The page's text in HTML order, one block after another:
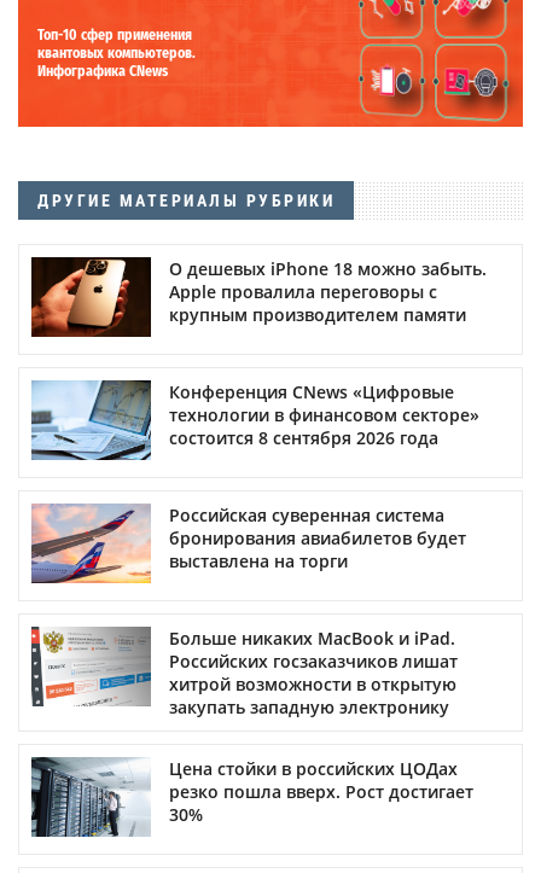
Топ-10 сфер применения
квантовых компьютеров.
Инфографика CNews
ДРУГИЕ МАТЕРИАЛЫ РУБРИКИ
О дешевых iPhone 18 можно забыть.
Apple провалила переговоры с
крупным производителем памяти
Конференция CNews «Цифровые
технологии в финансовом секторе»
состоится 8 сентября 2026 года
Российская суверенная система
бронирования авиабилетов будет
выставлена на торги
Больше никаких MacBook и iPad.
Российских госзаказчиков лишат
хитрой возможности в открытую
закупать западную электронику
Цена стойки в российских ЦОДах
резко пошла вверх. Рост достигает
30%